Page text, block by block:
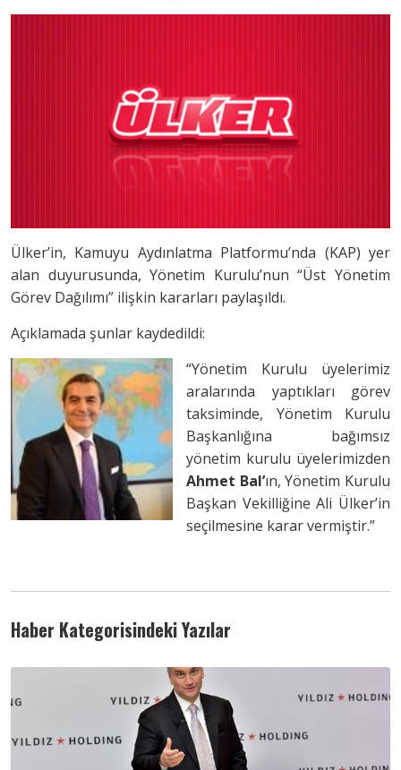
Ülker’in, Kamuyu Aydınlatma Platformu’nda (KAP) yer
alan duyurusunda, Yönetim Kurulu’nun “Üst Yönetim
Görev Dağılımı” ilişkin kararları paylaşıldı.
Açıklamada şunlar kaydedildi:
“Yönetim Kurulu üyelerimiz
aralarında yaptıkları görev
taksiminde, Yönetim Kurulu
Başkanlığına bağımsız
yönetim kurulu üyelerimizden
Ahmet Bal’ın, Yönetim Kurulu
Başkan Vekilliğine Ali Ülker’in
seçilmesine karar vermiştir.”
Haber Kategorisindeki Yazılar